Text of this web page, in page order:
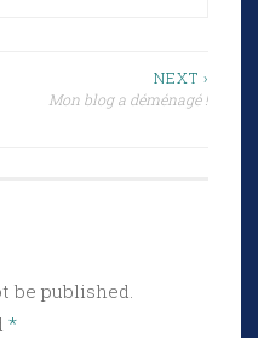
NEXT ›
Mon blog a déménagé !
be published.
*